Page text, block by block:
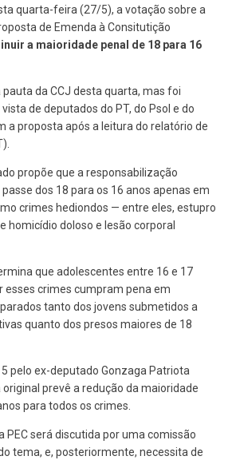
quarta-feira (27/5), a votação sobre a
de Emenda à Consitutição
a maioridade penal de 18 para 16
pauta da CCJ desta quarta, mas foi
de deputados do PT, do Psol e do
a proposta após a leitura do relatório de
propõe que a responsabilização
dos 18 para os 16 anos apenas em
crimes hediondos — entre eles, estupro
homicídio doloso e lesão corporal
que adolescentes entre 16 e 17
esses crimes cumpram pena em
tanto dos jovens submetidos a
quanto dos presos maiores de 18
pelo ex-deputado Gonzaga Patriota
original prevê a redução da maioridade
para todos os crimes.
PEC será discutida por uma comissão
tema, e, posteriormente, necessita de